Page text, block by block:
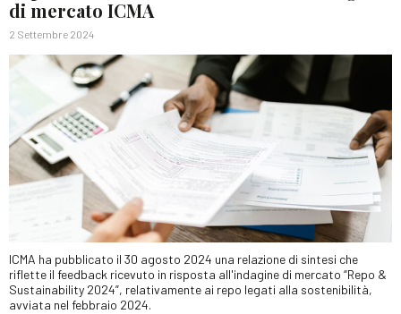
di mercato ICMA
2 Settembre 2024
ICMA ha pubblicato il 30 agosto 2024 una relazione di sintesi che
riflette il feedback ricevuto in risposta all'indagine di mercato “Repo &
Sustainability 2024”, relativamente ai repo legati alla sostenibilità,
avviata nel febbraio 2024.